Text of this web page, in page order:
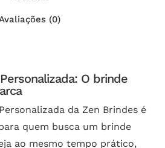
(0)
O brinde
da Zen Brindes é
quem busca um brinde
ao mesmo tempo prático,